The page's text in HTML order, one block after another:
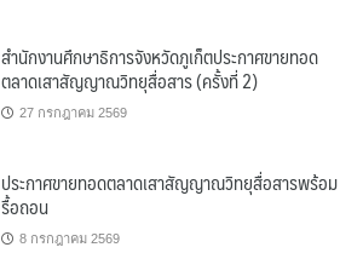
สำนักงานศึกษาธิการจังหวัดภูเก็ตประกาศขายทอด
ตลาดเสาสัญญาณวิทยุสื่อสาร (ครั้งที่ 2)
27 กรกฎาคม 2569
ประกาศขายทอดตลาดเสาสัญญาณวิทยุสื่อสารพร้อม
รื้อถอน
8 กรกฎาคม 2569